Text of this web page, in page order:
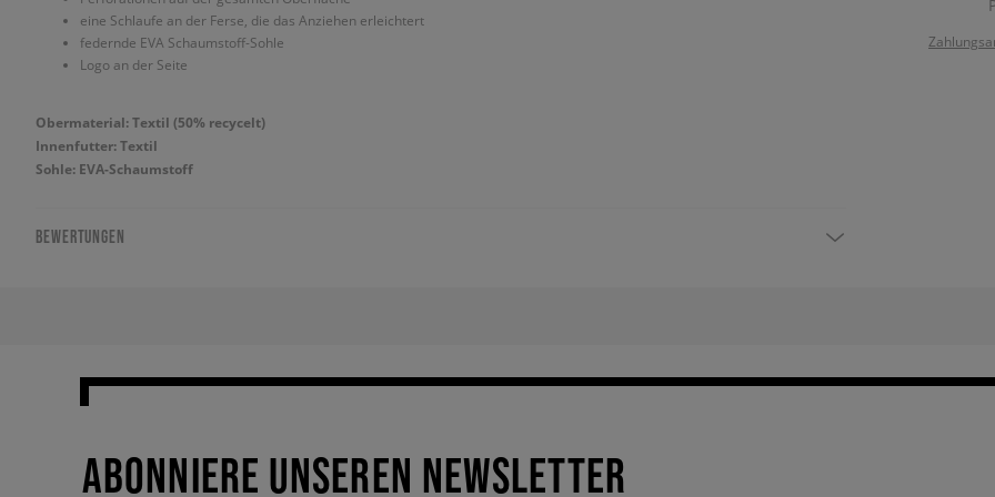
eine Schlaufe an der Ferse, die das Anziehen erleichtert
federnde EVA Schaumstoff-Sohle
Logo an der Seite
Obermaterial: Textil (50% recycelt)
Innenfutter: Textil
Sohle: EVA-Schaumstoff
BEWERTUNGEN
ABONNIERE UNSEREN NEWSLETTER